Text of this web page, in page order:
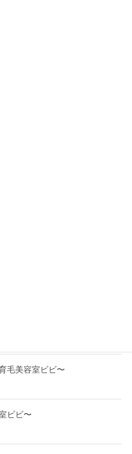
毛美容室ビビ〜
ビビ〜